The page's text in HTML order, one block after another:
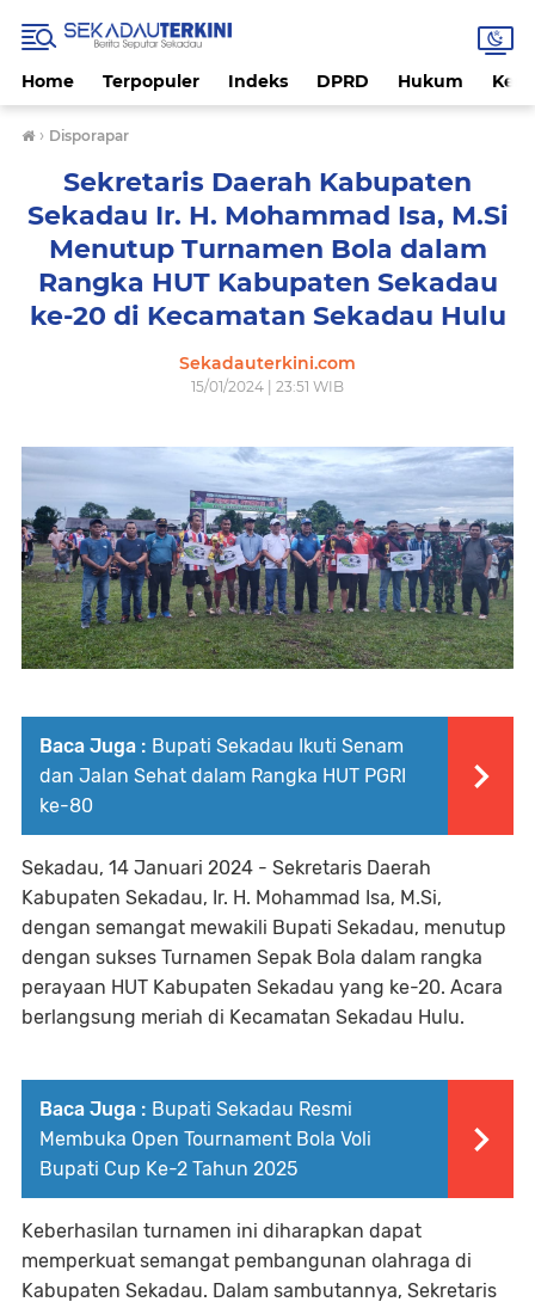
Home Terpopuler Indeks DPRD Hukum
› Disporapar
Sekretaris Daerah Kabupaten
Sekadau Ir. H. Mohammad Isa, M.Si
Menutup Turnamen Bola dalam
Rangka HUT Kabupaten Sekadau
ke-20 di Kecamatan Sekadau Hulu
Sekadauterkini.com
15/01/2024 | 23:51 WIB
Baca Juga : Bupati Sekadau Ikuti Senam
dan Jalan Sehat dalam Rangka HUT PGRI
ke-80
Sekadau, 14 Januari 2024 - Sekretaris Daerah
Kabupaten Sekadau, Ir. H. Mohammad Isa, M.Si,
dengan semangat mewakili Bupati Sekadau, menutup
dengan sukses Turnamen Sepak Bola dalam rangka
perayaan HUT Kabupaten Sekadau yang ke-20. Acara
berlangsung meriah di Kecamatan Sekadau Hulu.
Baca Juga : Bupati Sekadau Resmi
Membuka Open Tournament Bola Voli
Bupati Cup Ke-2 Tahun 2025
Keberhasilan turnamen ini diharapkan dapat
memperkuat semangat pembangunan olahraga di
Kabupaten Sekadau. Dalam sambutannya, Sekretaris